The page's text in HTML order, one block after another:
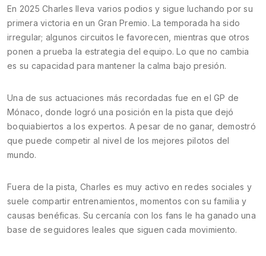
En 2025 Charles lleva varios podios y sigue luchando por su
primera victoria en un Gran Premio. La temporada ha sido
irregular; algunos circuitos le favorecen, mientras que otros
ponen a prueba la estrategia del equipo. Lo que no cambia
es su capacidad para mantener la calma bajo presión.
Una de sus actuaciones más recordadas fue en el GP de
Mónaco, donde logró una posición en la pista que dejó
boquiabiertos a los expertos. A pesar de no ganar, demostró
que puede competir al nivel de los mejores pilotos del
mundo.
Fuera de la pista, Charles es muy activo en redes sociales y
suele compartir entrenamientos, momentos con su familia y
causas benéficas. Su cercanía con los fans le ha ganado una
base de seguidores leales que siguen cada movimiento.